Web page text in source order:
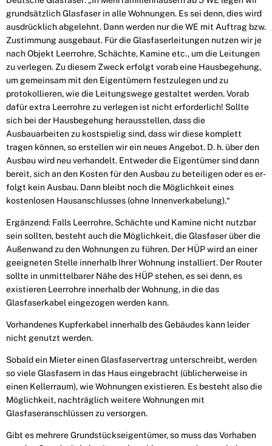
grundsätzlich Glas­faser in alle Wohnungen. Es sei denn, dies wird
ausdrücklich abgelehnt. Dann werden nur die WE mit Auftrag bzw.
Zustimmung ausgebaut. Für die Glasfaserleitungen nutzen wir je
nach Objekt Leerrohre, Schächte, Kamine etc., um die Leitungen
zu verlegen. Zu diesem Zweck erfolgt vorab eine Hausbegehung,
um gemeinsam mit den Eigentümern festzulegen und zu
protokollieren, wie die Leitungswege gestaltet werden. Vorab
dafür extra Leerrohre zu verlegen ist nicht erforderlich! Sollte
sich bei der Hausbegehung herausstellen, dass die
Ausbauarbeiten zu kostspielig sind, dass wir diese komplett
tragen können, so erstellen wir ein neues Angebot. D. h. über den
Ausbau wird neu verhandelt. Ent­weder die Eigentümer sind dann
bereit, sich an den Kosten für den Ausbau zu beteiligen oder es er­
folgt kein Ausbau. Dann bleibt noch die Möglichkeit eines
kostenlosen Hausanschlusses (ohne Innenverkabelung).“
Ergänzend: Falls Leerrohre, Schächte und Kamine nicht nutzbar
sein sollten, besteht auch die Mög­lichkeit, die Glasfaser über die
Außenwand zu den Wohnungen zu führen. Der HÜP wird an einer
geeigneten Stelle innerhalb Ihrer Wohnung installiert. Der Router
sollte in unmittelbarer Nähe des HÜP stehen, es sei denn, es
existieren Leerrohre innerhalb der Wohnung, in die das
Glasfaserkabel eingezogen werden kann.
Vorhandenes Kupferkabel innerhalb des Gebäudes kann leider
nicht genutzt werden.
Sobald ein Mieter einen Glasfaservertrag unterschreibt, werden
so viele Glasfasern in das Haus eingebracht (üblicherweise in
einen Kellerraum), wie Wohnungen existieren. Es besteht also die
Mög­lichkeit, nachträglich weitere Wohnungen mit
Glasfaseranschlüssen zu versorgen.
Gibt es mehrere Grundstückseigentümer, so muss das Vorhaben